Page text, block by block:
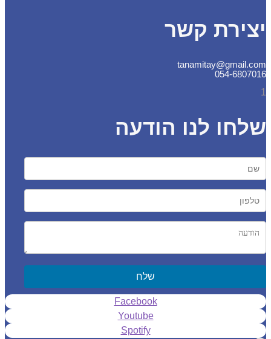
קשר
054-
לנו הודעה
שלח
Facebook
Youtube
Spotify